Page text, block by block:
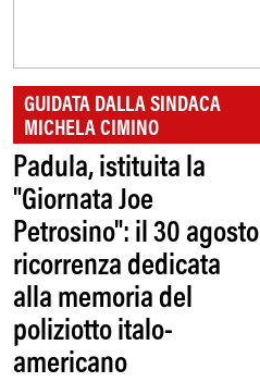
GUIDATA DALLA SINDACA
MICHELA CIMINO
Padula, istituita la
"Giornata Joe
Petrosino": il 30 agosto
ricorrenza dedicata
alla memoria del
poliziotto italo-
americano